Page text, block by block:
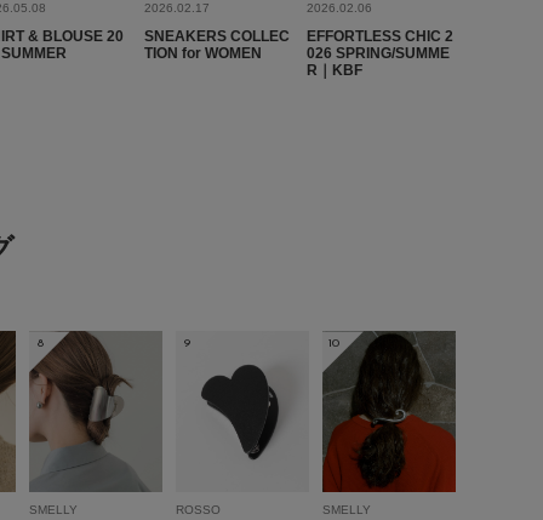
& BLOUSE 20
2026.02.17
SNEAKERS COLLEC
TION for WOMEN
2026.02.06
EFFORTLESS CHIC 2
026 SPRING/SUMME
R｜KBF
8
SMELLY
9
ROSSO
10
SMELLY